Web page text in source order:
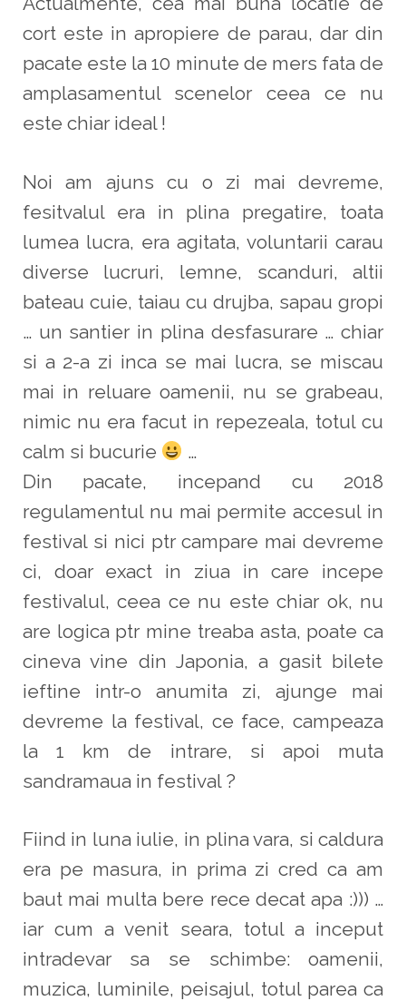
cort este in apropiere de parau, dar din
pacate este la 10 minute de mers fata de
amplasamentul scenelor ceea ce nu
este chiar ideal !
Noi am ajuns cu o zi mai devreme,
fesitvalul era in plina pregatire, toata
lumea lucra, era agitata, voluntarii carau
diverse lucruri, lemne, scanduri, altii
bateau cuie, taiau cu drujba, sapau gropi
… un santier in plina desfasurare … chiar
si a 2-a zi inca se mai lucra, se miscau
mai in reluare oamenii, nu se grabeau,
nimic nu era facut in repezeala, totul cu
calm si bucurie
…
Din pacate, incepand cu 2018
regulamentul nu mai permite accesul in
festival si nici ptr campare mai devreme
ci, doar exact in ziua in care incepe
festivalul, ceea ce nu este chiar ok, nu
are logica ptr mine treaba asta, poate ca
cineva vine din Japonia, a gasit bilete
ieftine intr-o anumita zi, ajunge mai
devreme la festival, ce face, campeaza
la 1 km de intrare, si apoi muta
sandramaua in festival ?
Fiind in luna iulie, in plina vara, si caldura
era pe masura, in prima zi cred ca am
baut mai multa bere rece decat apa :))) …
iar cum a venit seara, totul a inceput
intradevar sa se schimbe: oamenii,
muzica, luminile, peisajul, totul parea ca